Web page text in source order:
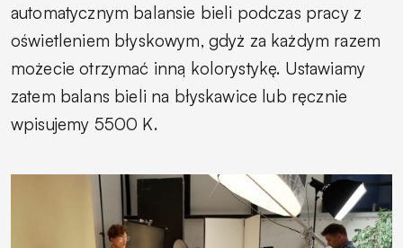
automatycznym balansie bieli podczas pracy z
oświetleniem błyskowym, gdyż za każdym razem
możecie otrzymać inną kolorystykę. Ustawiamy
zatem balans bieli na błyskawice lub ręcznie
wpisujemy 5500 K.